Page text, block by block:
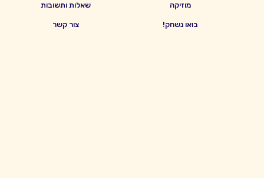
מוזיקה
בואו נשחק!
שאלות ותשובות
צור קשר